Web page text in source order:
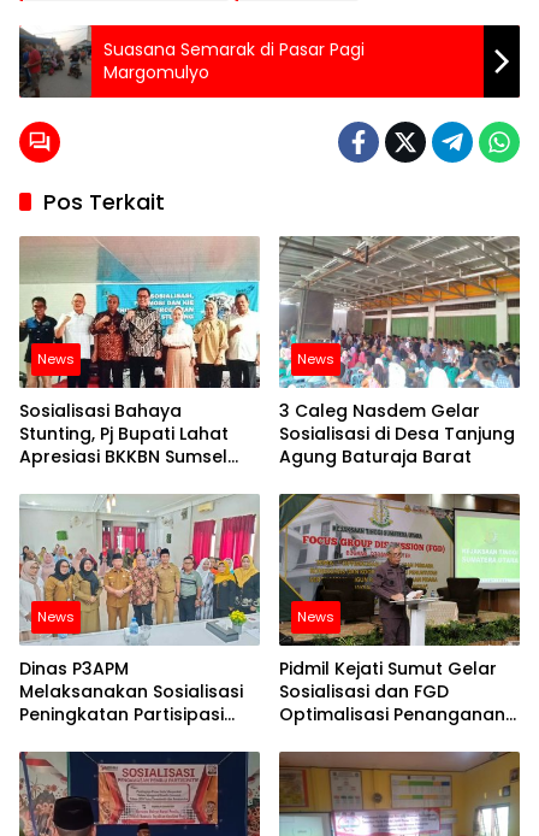
Suasana Semarak di Pasar Pagi
Margomulyo
Pos Terkait
News
Sosialisasi Bahaya
Stunting, Pj Bupati Lahat
Apresiasi BKKBN Sumsel
News
3 Caleg Nasdem Gelar
Sosialisasi di Desa Tanjung
Agung Baturaja Barat
News
Dinas P3APM
Melaksanakan Sosialisasi
Peningkatan Partisipasi
Politik, Hukum, Sosial dan
Ekonomi
News
Pidmil Kejati Sumut Gelar
Sosialisasi dan FGD
Optimalisasi Penanganan